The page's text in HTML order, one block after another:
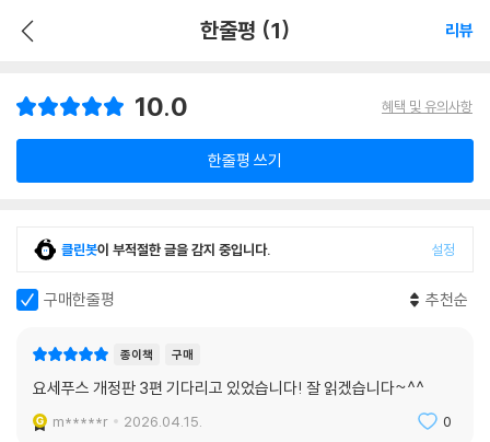
한줄평 (1) 리뷰
10.0 혜택 및 유의사항
한줄평 쓰기
클린봇이 부적절한 글을 감지 중입니다. 설정
구매한줄평 추천순
종이책 구매
요세푸스 개정판 3편 기다리고 있었습니다! 잘 읽겠습니다~^^
m*****r 2026.04.15. 0